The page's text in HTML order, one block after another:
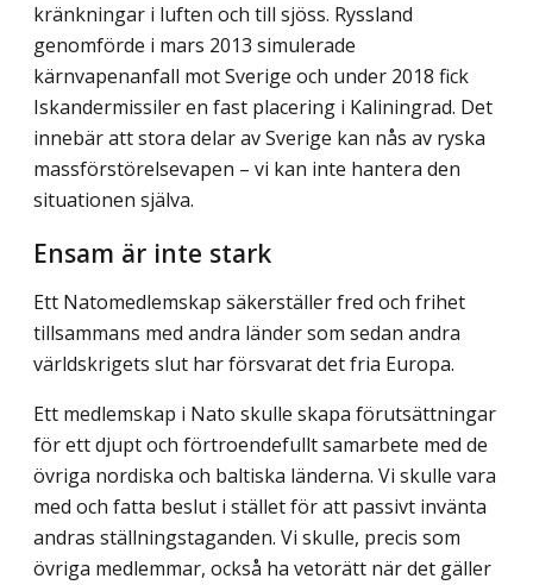
kränkning­ar i luften och till sjöss. Ryssland
genomförde i mars 2013 simulerade
kärnvapenanfall mot Sverige och under 2018 fick
Iskandermissiler en fast placering i Kaliningrad. Det
innebär att stora delar av Sverige kan nås av ryska
massförstörelsevapen – vi kan inte hantera den
situationen själva.
Ensam är inte stark
Ett Natomedlemskap säkerställer fred och frihet
tillsammans med andra länder som sedan andra
världskrigets slut har försvarat det fria Europa.
Ett medlemskap i Nato skulle skapa förutsättningar
för ett djupt och förtroendefullt samarbete med de
övriga nordiska och baltiska länderna. Vi skulle vara
med och fatta beslut i stället för att passivt invänta
andras ställningstaganden. Vi skulle, precis som
övriga medlemmar, också ha vetorätt när det gäller